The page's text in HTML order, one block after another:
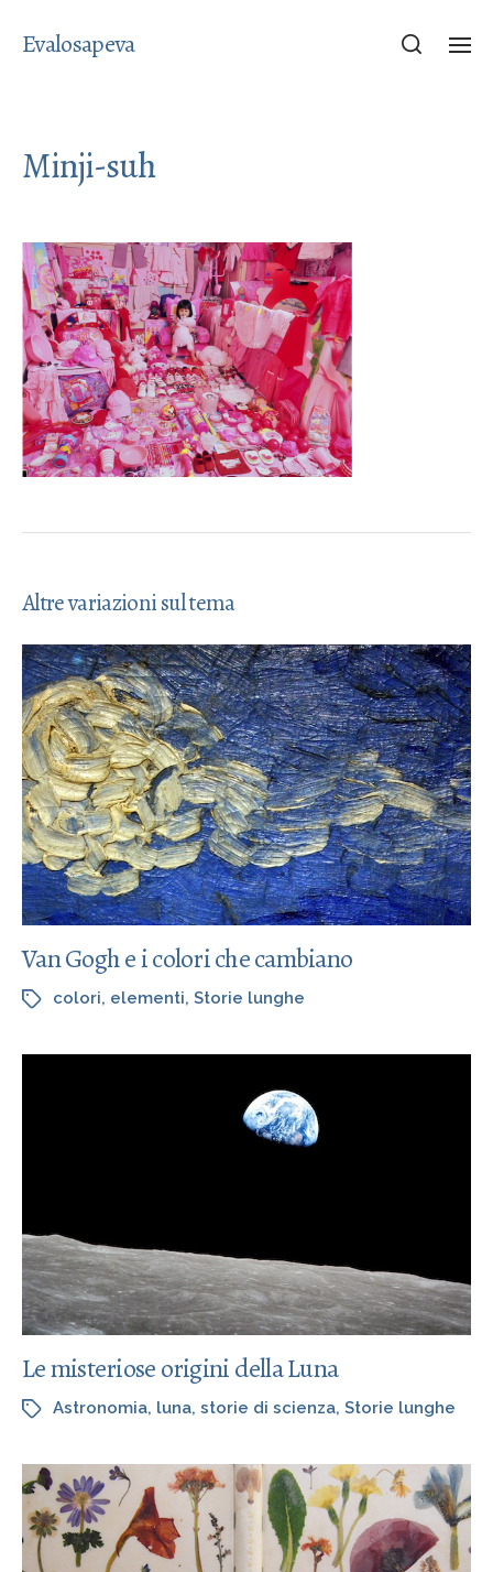
Evalosapeva
Minji-suh
Altre variazioni sul tema
Van Gogh e i colori che cambiano
colori, elementi, Storie lunghe
Le misteriose origini della Luna
Astronomia, luna, storie di scienza, Storie lunghe